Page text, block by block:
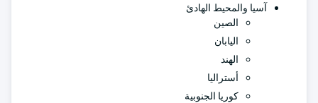
آسيا والمحيط الهادئ
الصين
اليابان
الهند
أستراليا
كوريا الجنوبية